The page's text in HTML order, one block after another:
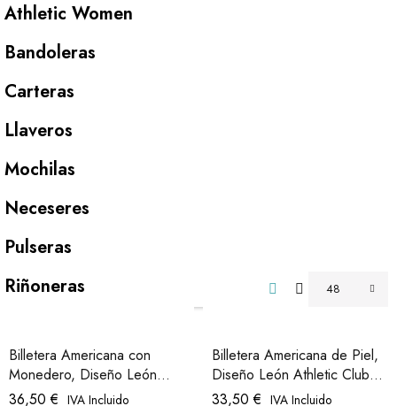
Athletic Women
Bandoleras
Carteras
Llaveros
Mochilas
Neceseres
Pulseras
Riñoneras
48
Billetera Americana con
Monedero, Diseño León
Athletic Club Bilbao
36,50€ IVA Incluido
Billetera Americana de Piel,
Diseño León Athletic Club
Bilbao
33,50€ IVA Incluido